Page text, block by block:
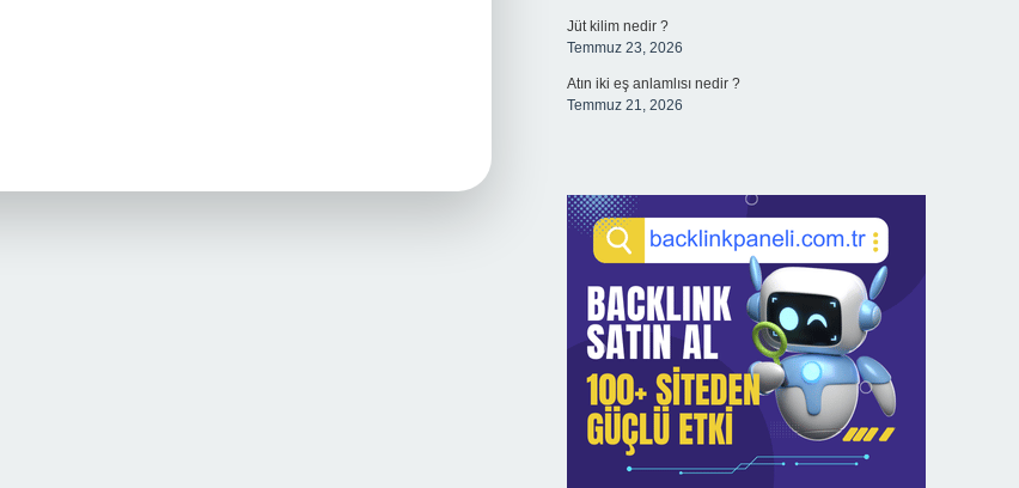
Jüt kilim nedir ?
Temmuz 23, 2026
Atın iki eş anlamlısı nedir ?
Temmuz 21, 2026